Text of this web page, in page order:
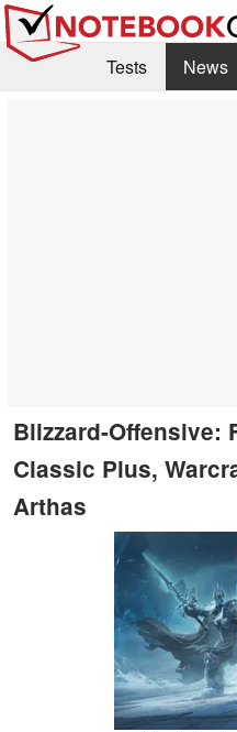
Tests News
Blizzard-Offensive:
Classic Plus,
Arthas